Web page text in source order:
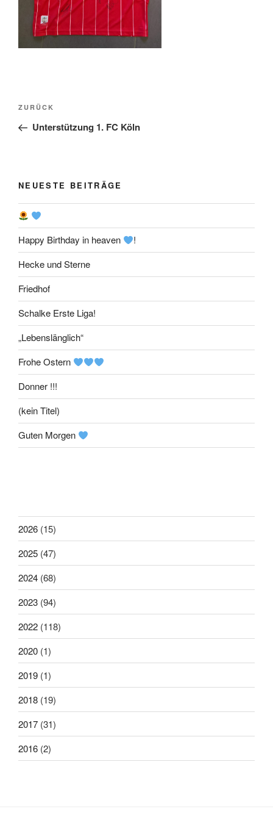
Beitragsnavigation
Vorheriger
Beitrag
ZURÜCK
Unterstützung 1. FC Köln
NEUESTE BEITRÄGE
Happy Birthday in heaven
!
Hecke und Sterne
Friedhof
Schalke Erste Liga!
„Lebenslänglich“
Frohe Ostern
Donner !!!
(kein Titel)
Guten Morgen
2026 (15)
2025 (47)
2024 (68)
2023 (94)
2022 (118)
2020 (1)
2019 (1)
2018 (19)
2017 (31)
2016 (2)